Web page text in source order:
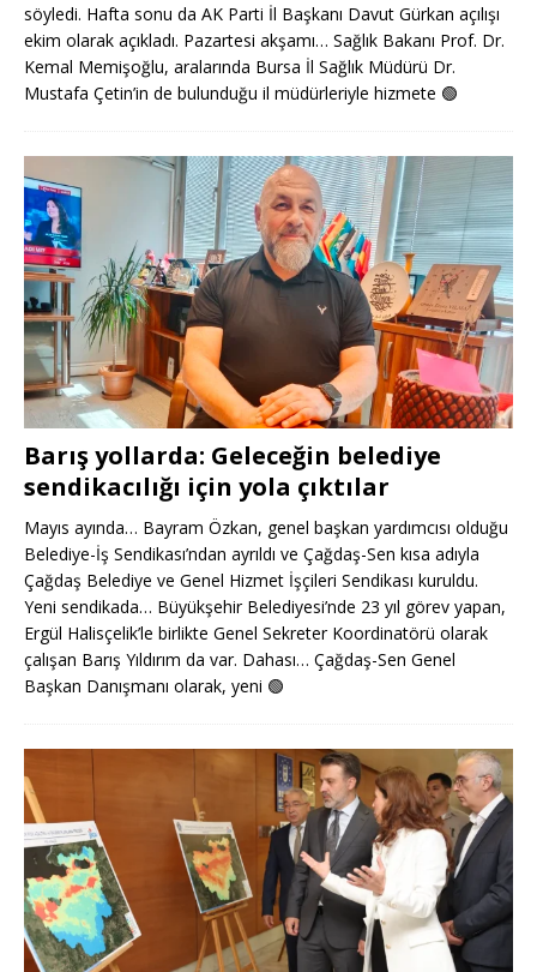
söyledi. Hafta sonu da AK Parti İl Başkanı Davut Gürkan açılışı
ekim olarak açıkladı. Pazartesi akşamı… Sağlık Bakanı Prof. Dr.
Kemal Memişoğlu, aralarında Bursa İl Sağlık Müdürü Dr.
Mustafa Çetin’in de bulunduğu il müdürleriyle hizmete 🟢
Barış yollarda: Geleceğin belediye
sendikacılığı için yola çıktılar
Mayıs ayında… Bayram Özkan, genel başkan yardımcısı olduğu
Belediye-İş Sendikası’ndan ayrıldı ve Çağdaş-Sen kısa adıyla
Çağdaş Belediye ve Genel Hizmet İşçileri Sendikası kuruldu.
Yeni sendikada… Büyükşehir Belediyesi’nde 23 yıl görev yapan,
Ergül Halisçelik’le birlikte Genel Sekreter Koordinatörü olarak
çalışan Barış Yıldırım da var. Dahası… Çağdaş-Sen Genel
Başkan Danışmanı olarak, yeni 🟢